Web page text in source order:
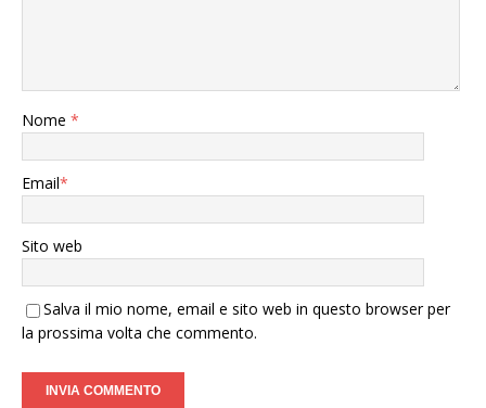
Nome *
Email*
Sito web
Salva il mio nome, email e sito web in questo browser per
la prossima volta che commento.